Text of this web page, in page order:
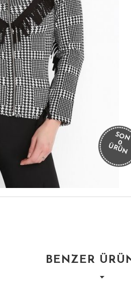
SON
0
ÜRÜN
BENZER